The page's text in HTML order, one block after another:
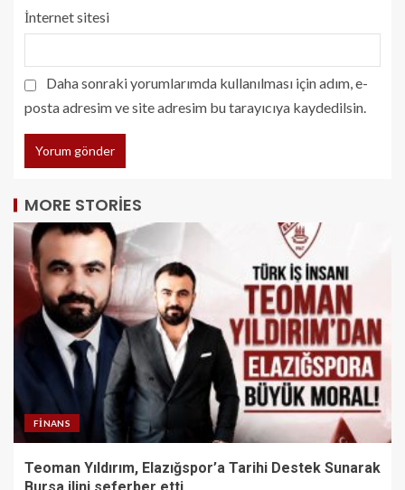
İnternet sitesi
Daha sonraki yorumlarımda kullanılması için adım, e-
posta adresim ve site adresim bu tarayıcıya kaydedilsin.
MORE STORIES
FINANS
Teoman Yıldırım, Elazığspor’a Tarihi Destek Sunarak